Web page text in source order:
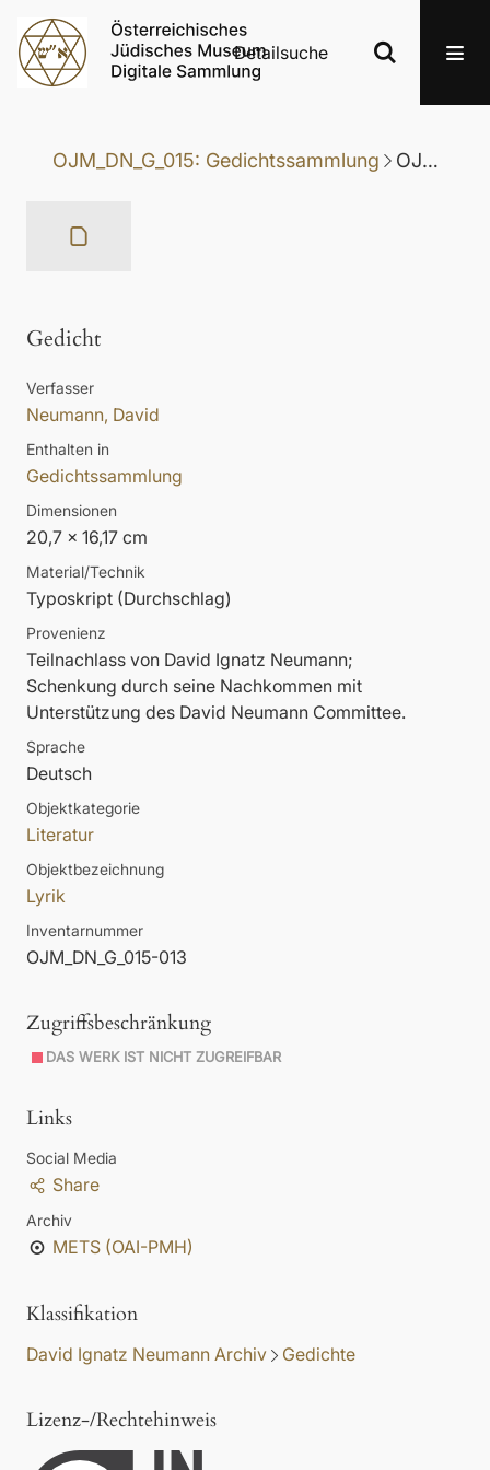
Detailsuche
OJM_DN_G_015: Gedichtssammlung OJM_DN_G_015-013: Gedicht
Gedicht
Verfasser
Neumann, David
Enthalten in
Gedichtssammlung
Dimensionen
20,7 x 16,17 cm
Material/Technik
Typoskript (Durchschlag)
Provenienz
Teilnachlass von David Ignatz Neumann;
Schenkung durch seine Nachkommen mit
Unterstützung des David Neumann Committee.
Sprache
Deutsch
Objektkategorie
Literatur
Objektbezeichnung
Lyrik
Inventarnummer
OJM_DN_G_015-013
Zugriffsbeschränkung
DAS WERK IST NICHT ZUGREIFBAR
Links
Social Media
Share
Archiv
METS (OAI-PMH)
Klassifikation
David Ignatz Neumann Archiv Gedichte
Lizenz-/Rechtehinweis